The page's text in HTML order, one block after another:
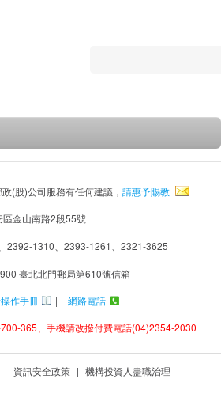
(股)公司服務有任何建議， 請惠予賜教
金山南路2段55號
2392-1310、2393-1261、2321-3625
臺北北門郵局第610號信箱
作手冊 |
網路電話
365、手機請改撥付費電話(04)2354-2030
| 資訊安全政策 | 機構投資人盡職治理